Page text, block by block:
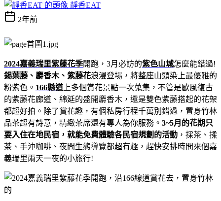
靜香EAT
2年前
2024嘉義瑞里紫藤花季開跑，3月必訪的紫色山城怎麼能錯過!
錫葉藤、麝香木、紫藤花浪漫登場，將整座山頭染上最優雅的
粉紫色。 166縣道 上多個賞花景點一次蒐集，不管是歐風復古
的紫藤花廊道、綿延的盛開麝香木，還是雙色紫藤搭起的花架
都超好拍。除了賞花趣，有個私房行程千萬別錯過，置身竹林
品茶超有詩意，精緻茶席還有專人為你服務。 3~5月的花期只
要入住在地民宿，就能免費體驗各民宿規劃的活動 ，採茶、揉
茶、手沖咖啡、夜間生態導覽都超有趣，趕快安排時間來個嘉
義瑞里兩天一夜的小旅行!